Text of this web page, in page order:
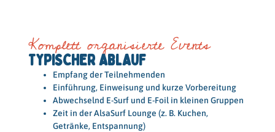
Komplett organisierte Events
TYPISCHER ABLAUF
Empfang der Teilnehmenden
Einführung, Einweisung und kurze Vorbereitung
Abwechselnd E-Surf und E-Foil in kleinen Gruppen
Zeit in der AlsaSurf Lounge (z. B. Kuchen,
Getränke, Entspannung)